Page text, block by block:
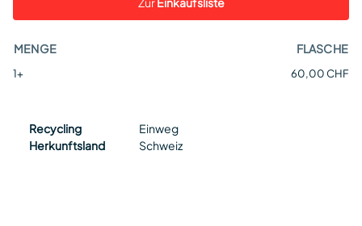
MENGE FLASCHE
1+ 60,00 CHF
Recycling
Einweg
Herkunftsland
Schweiz